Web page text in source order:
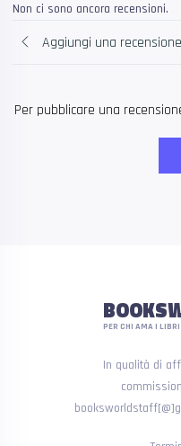
Non ci sono ancora recensioni.
Aggiungi una recensione
Per pubblicare una
PER CHI AMA I LIBRI
In qualità di